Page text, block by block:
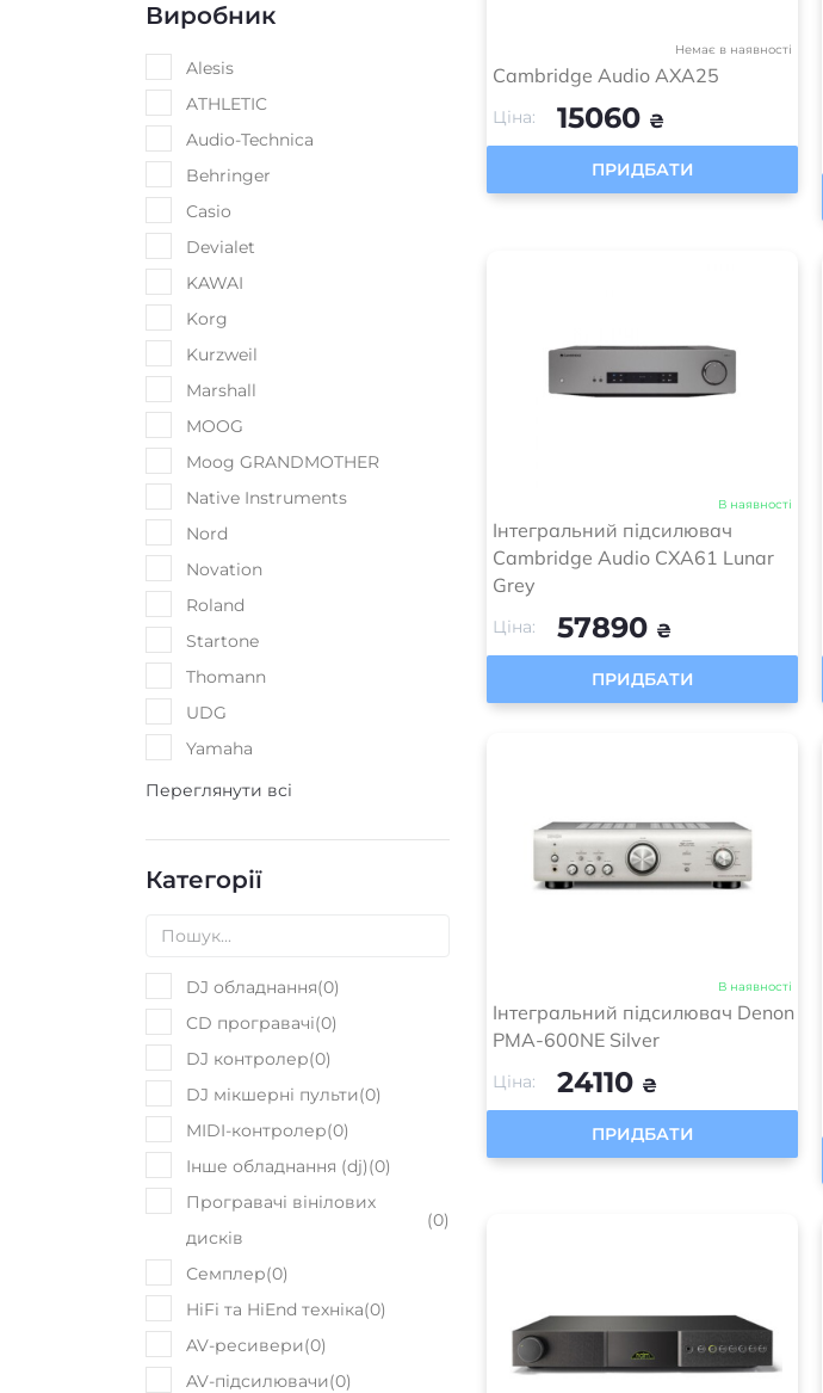
Виробник
Alesis
ATHLETIC
Audio-Technica
Behringer
Casio
Devialet
KAWAI
Korg
Kurzweil
Marshall
MOOG
Moog GRANDMOTHER
Native Instruments
Nord
Novation
Roland
Startone
Thomann
UDG
Yamaha
Переглянути всі
Категорії
DJ обладнання(0)
CD програвачі(0)
DJ контролер(0)
DJ мікшерні пульти(0)
MIDI-контролер(0)
Інше обладнання (dj)(0)
Програвачі вінілових
дисків
(0)
Семплер(0)
HiFi та HiEnd техніка(0)
AV-ресивери(0)
AV-підсилювачи(0)
Немає в наявності
Cambridge Audio AXA25
Ціна: 15060 ₴
ПРИДБАТИ
В наявності
Інтегральний підсилювач
Cambridge Audio CXA61 Lunar
Grey
Ціна: 57890 ₴
ПРИДБАТИ
В наявності
Інтегральний підсилювач Denon
PMA-600NE Silver
Ціна: 24110 ₴
ПРИДБАТИ